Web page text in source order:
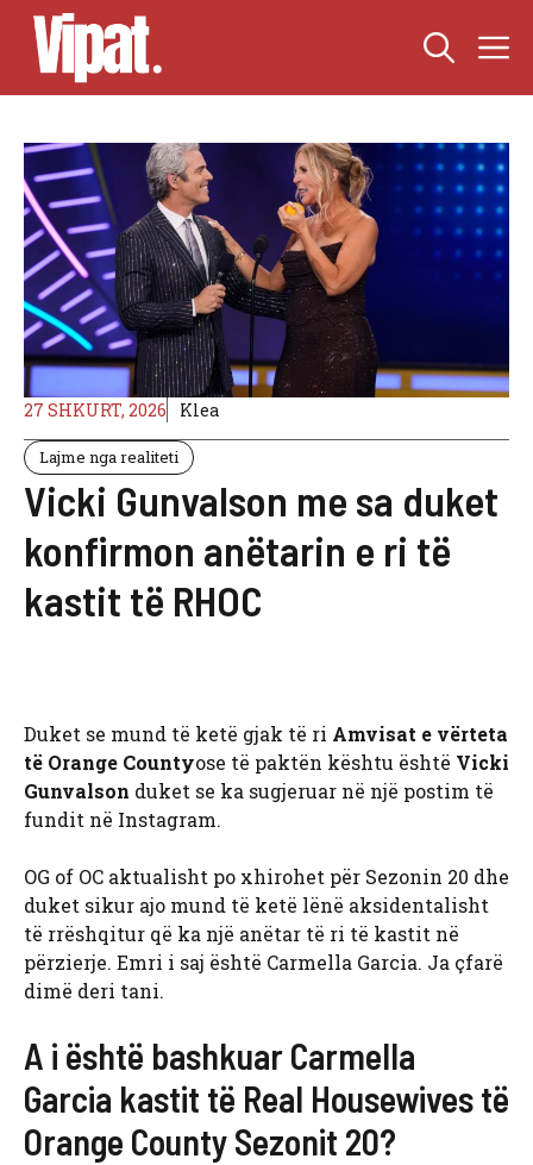
Skip
content
27 SHKURT, 2026 Klea
Lajme nga realiteti
Vicki Gunvalson me sa duket
konfirmon anëtarin e ri të
kastit të RHOC
Duket se mund të ketë gjak të ri Amvisat e vërteta
të Orange Countyose të paktën kështu është Vicki
Gunvalson duket se ka sugjeruar në një postim të
fundit në Instagram.
OG of OC aktualisht po xhirohet për Sezonin 20 dhe
duket sikur ajo mund të ketë lënë aksidentalisht
të rrëshqitur që ka një anëtar të ri të kastit në
përzierje. Emri i saj është Carmella Garcia. Ja çfarë
dimë deri tani.
A i është bashkuar Carmella
Garcia kastit të Real Housewives të
Orange County Sezonit 20?